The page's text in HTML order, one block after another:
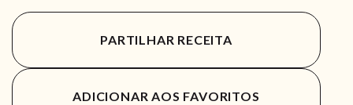
PARTILHAR RECEITA
ADICIONAR AOS FAVORITOS